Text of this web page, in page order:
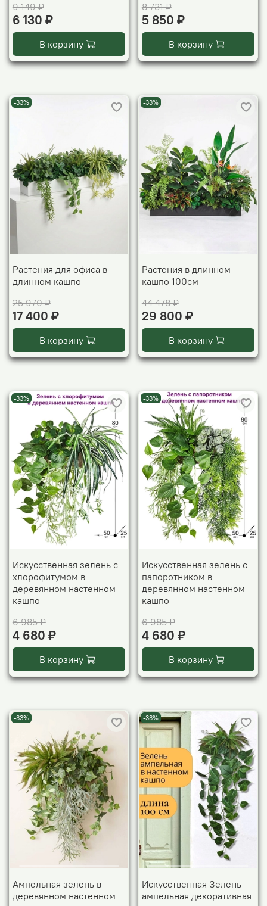
9 149 ₽
6 130 ₽
В корзину
8 731 ₽
5 850 ₽
В корзину
-33%
Растения для офиса в
длинном кашпо
25 970 ₽
17 400 ₽
В корзину
-33%
Растения в длинном
кашпо 100см
44 478 ₽
29 800 ₽
В корзину
-33%
Искусственная зелень с
хлорофитумом в
деревянном настенном
кашпо
6 985 ₽
4 680 ₽
В корзину
-33%
Искусственная зелень с
папоротником в
деревянном настенном
кашпо
6 985 ₽
4 680 ₽
В корзину
-33%
Ампельная зелень в
деревянном настенном
-33%
Искусственная Зелень
ампельная декоративная